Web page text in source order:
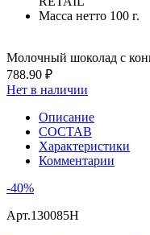
Масса нетто 100 г.
Молочный шоколад с
788.90 ₽
Нет в наличии
Описание
СОСТАВ
Характеристики
Комментарии
-40%
Арт.130085Н